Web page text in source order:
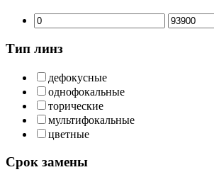
Тип линз
дефокусные
однофокальные
торические
мультифокальные
цветные
Срок замены